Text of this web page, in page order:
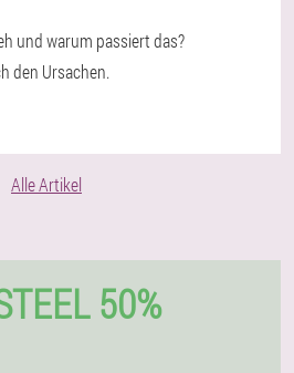
und warum passiert das?
den Ursachen.
Alle Artikel
50%